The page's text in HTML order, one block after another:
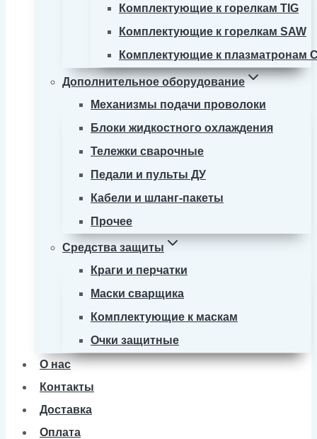
Комплектующие к горелкам TIG
Комплектующие к горелкам SAW
Комплектующие к плазматронам
Дополнительное оборудование
Механизмы подачи проволоки
Блоки жидкостного охлаждения
Тележки сварочные
Педали и пульты ДУ
Кабели и шланг-пакеты
Прочее
Средства защиты
Краги и перчатки
Маски сварщика
Комплектующие к маскам
Очки защитные
О нас
Контакты
Доставка
Оплата